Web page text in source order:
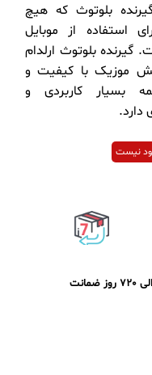
بلوتوث که هیچ
استفاده از موبایل
گیرنده بلوتوث ارلدام
موزیک با کیفیت و
بسیار کاربردی و
دارد.
نیست
7 روز ضمانت